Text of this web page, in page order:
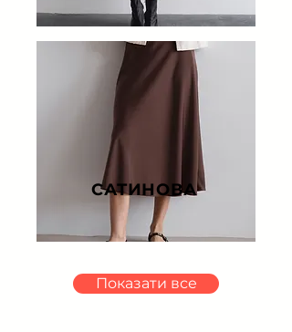
САТИНОВА
Показати все